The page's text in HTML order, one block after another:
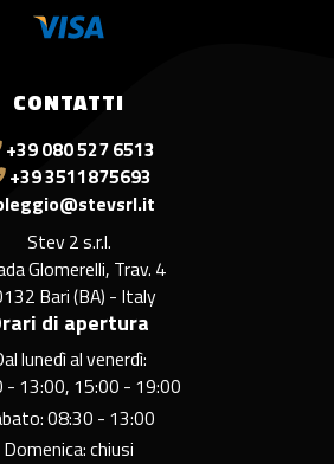
CONTATTI
+39 080 527 6513
+39 3511875693
Stev 2 s.r.l.
Glomerelli, Trav. 4
Bari (BA) - Italy
di apertura
lunedì al venerdì:
- 13:00, 15:00 - 19:00
08:30 - 13:00
Domenica: chiusi